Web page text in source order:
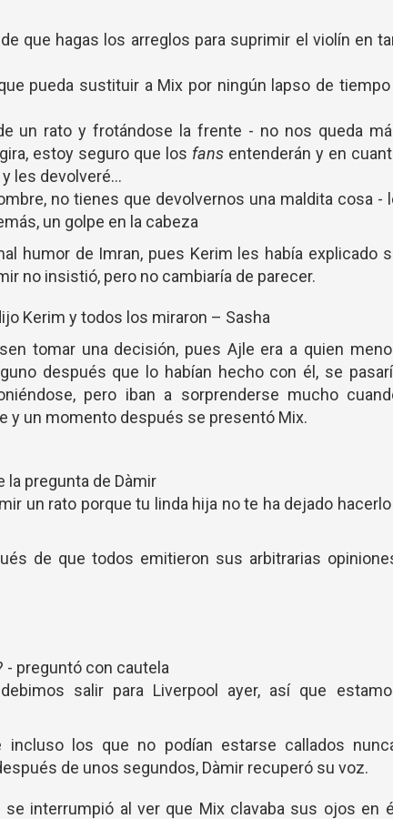
que hagas los arreglos para suprimir el violín en
pueda sustituir a Mix por ningún lapso de
un rato y frotándose la frente - no nos queda
estoy seguro que los fansentenderán y en
les devolveré…
no tienes que devolvernos una maldita cosa -
un golpe en la cabeza
humor de Imran, pues Kerim les había explicado
no insistió, pero no cambiaría de parecer.
Kerim y todos los miraron – Sasha
tomar una decisión, pues Ajle era a quien
después que lo habían hecho con él, se
pero iban a sorprenderse mucho
y un momento después se presentó Mix.
la pregunta de Dàmir
un rato porque tu linda hija no te ha dejado
de que todos emitieron sus arbitrarias
- preguntó con cautela
salir para Liverpool ayer, así que
los que no podían estarse callados
de unos segundos, Dàmir recuperó su voz.
interrumpió al ver que Mix clavaba sus ojos en